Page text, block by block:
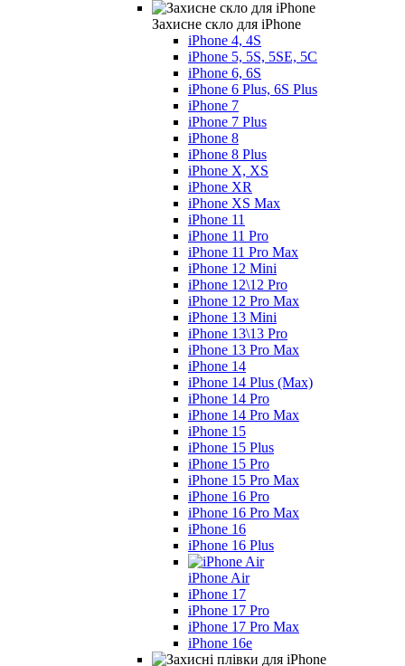
Захисне скло для iPhone
iPhone 4, 4S
iPhone 5, 5S, 5SE, 5С
iPhone 6, 6S
iPhone 6 Plus, 6S Plus
iPhone 7
iPhone 7 Plus
iPhone 8
iPhone 8 Plus
iPhone X, XS
iPhone XR
iPhone XS Max
iPhone 11
iPhone 11 Pro
iPhone 11 Pro Max
iPhone 12 Mini
iPhone 12\12 Pro
iPhone 12 Pro Max
iPhone 13 Mini
iPhone 13\13 Pro
iPhone 13 Pro Max
iPhone 14
iPhone 14 Plus (Max)
iPhone 14 Pro
iPhone 14 Pro Max
iPhone 15
iPhone 15 Plus
iPhone 15 Pro
iPhone 15 Pro Max
iPhone 16 Pro
iPhone 16 Pro Max
iPhone 16
iPhone 16 Plus
iPhone Air
iPhone 17
iPhone 17 Pro
iPhone 17 Pro Max
iPhone 16e